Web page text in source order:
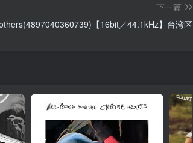
下一篇
【16bit／44.1kHz】台湾区